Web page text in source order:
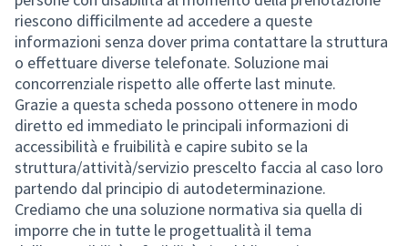
riescono difficilmente ad accedere a queste
informazioni senza dover prima contattare la struttura
o effettuare diverse telefonate. Soluzione mai
concorrenziale rispetto alle offerte last minute.
Grazie a questa scheda possono ottenere in modo
diretto ed immediato le principali informazioni di
accessibilità e fruibilità e capire subito se la
struttura/attività/servizio prescelto faccia al caso loro
partendo dal principio di autodeterminazione.
Crediamo che una soluzione normativa sia quella di
imporre che in tutte le progettualità il tema